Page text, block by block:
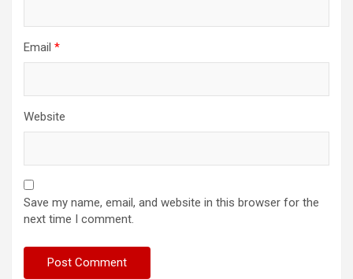
Email *
Website
Save my name, email, and website in this browser for the
next time I comment.